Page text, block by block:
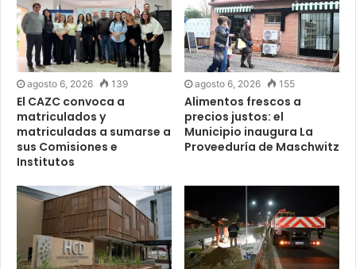
agosto 6, 2026 139
El CAZC convoca a
matriculados y
matriculadas a sumarse a
sus Comisiones e
Institutos
agosto 6, 2026 155
Alimentos frescos a
precios justos: el
Municipio inaugura La
Proveeduría de Maschwitz